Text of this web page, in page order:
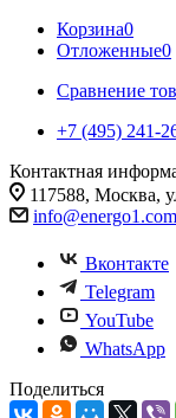
Корзина0
Отложенные0
Сравнение
+7 (495) 241-
Контактная
117588, Москва,
info@energo1.com
Вконтакте
Telegram
YouTube
WhatsApp
Поделиться